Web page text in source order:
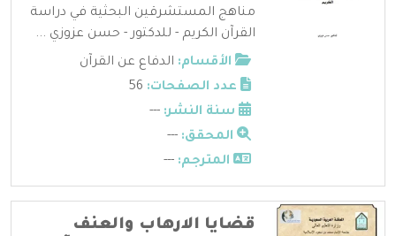
مناهج المستشرقين البحثية في دراسة
القرآن الكريم - للدكتور - حسن عزوزي ...
الأقسام: الدفاع عن القرآن
عدد الصفحات:
سنة النشر: ---
المحقق: ---
المترجم: ---
قضايا الارهاب والعنف